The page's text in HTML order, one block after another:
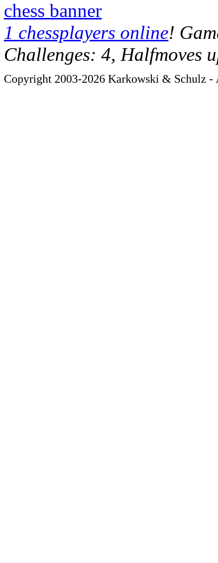
chess banner
1 chessplayers online!
Challenges: 4, Halfmoves
Copyright 2003-2026 Karkowski & Schulz